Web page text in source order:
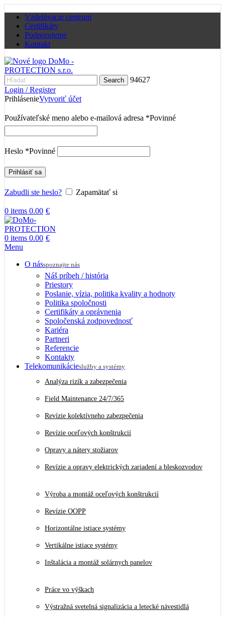
Vzdelávacie centrum
Certifikáty
Podporujeme
Kontakt
Search
94627
Login / Register
PrihlásenieVytvoriť účet
Používateľské meno alebo e-mailová adresa *Povinné
Heslo *Povinné
Prihlásiť sa
Zabudli ste heslo? Zapamätať si
0 items 0.00 €
0 items 0.00 €
Menu
O násspoznajte nás
Náš príbeh / história
Priestory
Poslanie, vízia, politika kvality a hodnoty
Politika spoločnosti
Certifikáty a oprávnenia
Spoločenská zodpovednosť
Kariéra
Partneri
Referencie
Kontakty
Telekomunikácieslužby a systémy
Analýza rizík a zabezpečenia
Field Maintenance 24/7/365
Revízie kolektívneho zabezpečenia
Revízie oceľových konštrukcií
Opravy a nátery stožiarov
Revízie a opravy elektrických zariadení a bleskozvodov
Výroba a montáž oceľových konštrukcií
Revízie OOPP
Horizontálne istiace systémy
Vertikálne istiace systémy
Inštalácia a montáž solárnych panelov
Práce vo výškach
Výstražná svetelná signalizácia a letecké návestidlá